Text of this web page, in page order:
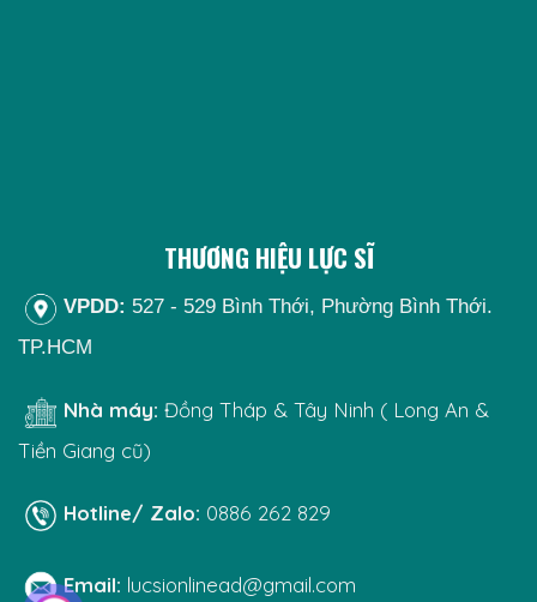
THƯƠNG HIỆU LỰC SĨ
VPDD: 527 - 529 Bình Thới, Phường Bình Thới.
TP.HCM
Nhà máy: Đồng Tháp & Tây Ninh ( Long An &
Tiền Giang cũ)
Hotline/ Zalo: 0886 262 829
Email: lucsionlinead@gmail.com